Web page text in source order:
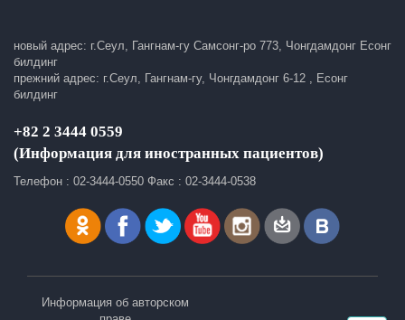
новый адрес: г.Сеул, Гангнам-гу Самсонг-ро 773, Чонгдамдонг Есонг
билдинг
прежний адрес: г.Сеул, Гангнам-гу, Чонгдамдонг 6-12 , Есонг
билдинг
+82 2 3444 0559
(Информация для иностранных пациентов)
Телефон : 02-3444-0550 Факс : 02-3444-0538
Информация об авторском